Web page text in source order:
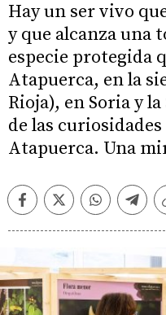
Hay un ser vivo
y que alcanza una
especie protegida
Atapuerca, en la
Rioja), en Soria y
de las
Atapuerca. Una
FacebookTwitterWhatsapp